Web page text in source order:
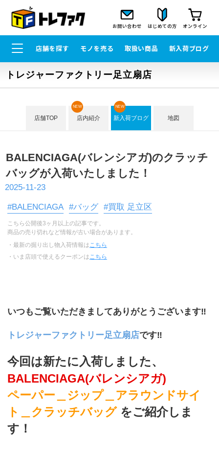
お問い合わせ はじめての方 オンライン
店舗を探す モノを売る 取扱い商品 新入荷ブログ
トレジャーファクトリー足立扇店
店舗TOP 店内紹介
NEW
新入荷ブログ
NEW
地図
BALENCIAGA(バレンシアガ)のクラッチ
バッグが入荷いたしました！
2025-11-23
#BALENCIAGA #バッグ #買取 足立区
こちら公開後3ヶ月以上の記事です。
商品の売り切れなど情報が古い場合があります。
・最新の掘り出し物入荷情報は こちら
・いま店頭で使えるクーポンは こちら
﻿いつもご覧いただきましてありがとうございます‼
トレジャーファクトリー足立扇店です‼
今回は新たに入荷しました、
BALENCIAGA(バレンシアガ)
ペーパー＿ジップ＿アラウンドサイ
ト＿クラッチバッグ をご紹介しま
す！